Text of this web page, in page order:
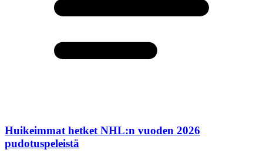
Huikeimmat hetket NHL:n vuoden 2026
pudotuspeleistä